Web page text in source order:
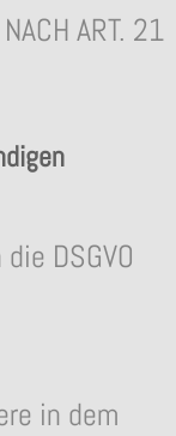
ART. 21
DSGVO
in dem